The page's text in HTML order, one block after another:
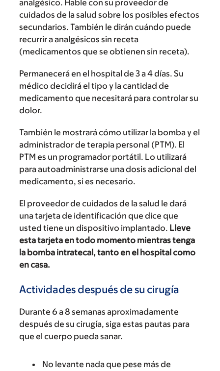
analgésico. Hable con su proveedor de
cuidados de la salud sobre los posibles efectos
secundarios. También le dirán cuándo puede
recurrir a analgésicos sin receta
(medicamentos que se obtienen sin receta).
Permanecerá en el hospital de 3 a 4 días. Su
médico decidirá el tipo y la cantidad de
medicamento que necesitará para controlar su
dolor.
También le mostrará cómo utilizar la bomba y el
administrador de terapia personal (PTM). El
PTM es un programador portátil. Lo utilizará
para autoadministrarse una dosis adicional del
medicamento, si es necesario.
El proveedor de cuidados de la salud le dará
una tarjeta de identificación que dice que
usted tiene un dispositivo implantado. Lleve
esta tarjeta en todo momento mientras tenga
la bomba intratecal, tanto en el hospital como
en casa.
Actividades después de su cirugía
Durante 6 a 8 semanas aproximadamente
después de su cirugía, siga estas pautas para
que el cuerpo pueda sanar.
No levante nada que pese más de